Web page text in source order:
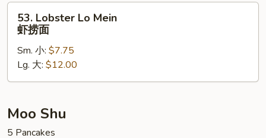
楼
Lobster
Lo
Mein
捞
53. Lobster Lo Mein
虾捞面
Sm. 小: $7.75
Lg. 大: $12.00
Moo Shu
5 Pancakes